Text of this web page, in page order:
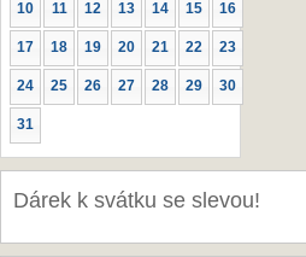
10 11 12 13 14 15 16
17 18 19 20 21 22 23
24 25 26 27 28 29 30
31
Dárek k svátku se slevou!